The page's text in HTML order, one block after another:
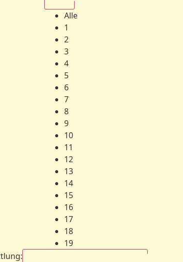
Alle
1
2
3
4
5
6
7
8
9
10
11
12
13
14
15
16
17
18
19
: